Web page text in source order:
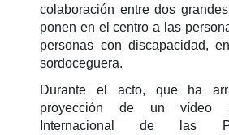
colaboración entre dos
ponen en el centro a las
personas con discapacidad,
sordoceguera.
Durante el acto, que ha
proyección de un vídeo
Internacional de las